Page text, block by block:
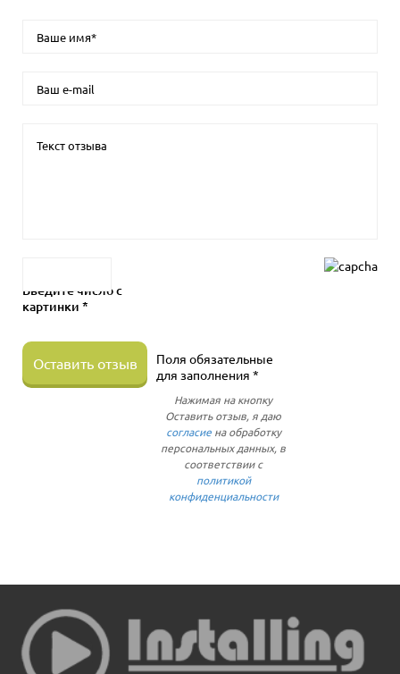
Введите число с
картинки *
Оставить отзыв
Поля обязательные
для заполнения *
Нажимая на кнопку
Оставить отзыв, я даю
согласиена обработку
персональных данных, в
соответствии с
политикой
конфиденциальности